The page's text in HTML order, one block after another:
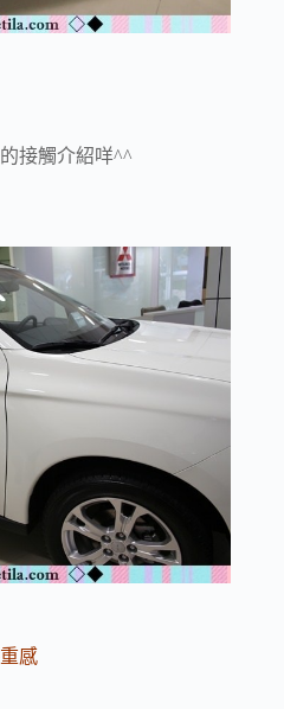
接觸介紹咩^^
感